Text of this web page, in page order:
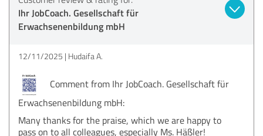
Ihr JobCoach. Gesellschaft für
Erwachsenenbildung mbH
12/11/2025 Hudaifa A.
Comment from Ihr JobCoach. Gesellschaft für
Erwachsenenbildung mbH:
Many thanks for the praise, which we are happy to
pass on to all colleagues, especially Ms. Häßler!